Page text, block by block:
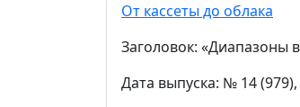
От кассеты до облака
Заголовок: «Диапазоны
Дата выпуска: № 14 (979),